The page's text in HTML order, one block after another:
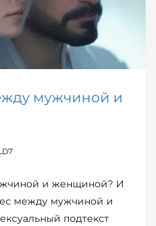
мужчиной и
и женщиной? И
между мужчиной и
подтекст